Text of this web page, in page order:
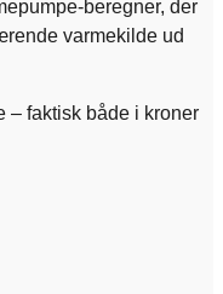
beregner, der
varmekilde ud
– faktisk både i kroner